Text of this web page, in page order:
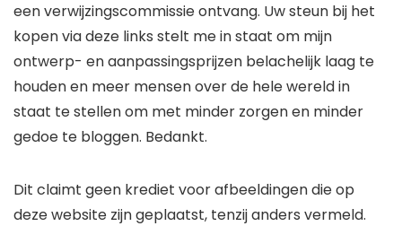
een verwijzingscommissie ontvang. Uw steun bij het
kopen via deze links stelt me in staat om mijn
ontwerp- en aanpassingsprijzen belachelijk laag te
houden en meer mensen over de hele wereld in
staat te stellen om met minder zorgen en minder
gedoe te bloggen. Bedankt.
Dit claimt geen krediet voor afbeeldingen die op
deze website zijn geplaatst, tenzij anders vermeld.